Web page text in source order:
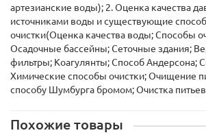
артезианские воды); 2. Оценка качества
источниками воды и существующие
очистки(Оценка качества воды; Способы
Осадочные бассейны; Сеточные здания;
фильтры; Коагулянты; Способ Андерсона;
Химические способы очистки; Очищение
способу Шумбурга бромом; Очистка
Похожие товары